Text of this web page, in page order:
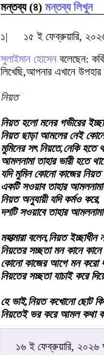
মন্তব্য (৪) মন্তব্য লিখুন
১|
১৫ ই ফেব্রুয়ারি,
সুলাইমান হোসেন বলেছেন:
লিখেছি,আপনার এখানে উপহার
নিয়ত
নিয়ত হলো মনের গভীরের
নিয়ত ছাড়া আমলের নেই
মুমিনের সৎ নিয়তে,নেকি হতে
আমলনামা তাহার ভারী হতে
যদি মুমিন কোনো কাজের নিয়ত
একটি সওয়াব তাহার
নিয়ত অনুযায়ী যদি কর্মও করে,
দশটি সওয়াবে তাহার
মহাত্মারা বলেন,নিয়ত ইচ্ছাধীন
নিয়তের সচ্ছতা মন কানে
কোনো কাজের আগে মন করো
নিয়তের সচ্ছতা যাচাই করে
হে ভাই,নিয়ত কখোনো ছোট
নিয়তেই ভর করে আমল কথা
১৬ ই ফেব্রুয়ারি,